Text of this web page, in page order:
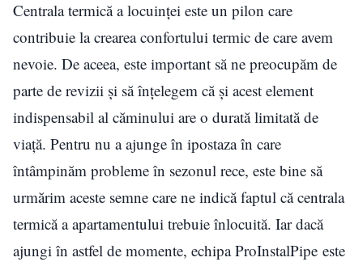
Centrala termică a locuinței este un pilon care
contribuie la crearea confortului termic de care avem
nevoie. De aceea, este important să ne preocupăm de
parte de revizii și să înțelegem că și acest element
indispensabil al căminului are o durată limitată de
viață. Pentru nu a ajunge în ipostaza în care
întâmpinăm probleme în sezonul rece, este bine să
urmărim aceste semne care ne indică faptul că centrala
termică a apartamentului trebuie înlocuită. Iar dacă
ajungi în astfel de momente, echipa ProInstalPipe este